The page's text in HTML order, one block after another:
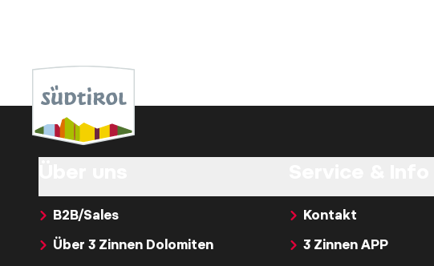
B2B/Sales
Über 3 Zinnen Dolomiten
Kontakt
3 Zinnen APP